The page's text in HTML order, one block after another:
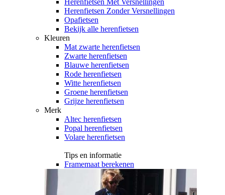
Herenfietsen Met Versnellingen
Herenfietsen Zonder Versnellingen
Opafietsen
Bekijk alle herenfietsen
Kleuren
Mat zwarte herenfietsen
Zwarte herenfietsen
Blauwe herenfietsen
Rode herenfietsen
Witte herenfietsen
Groene herenfietsen
Grijze herenfietsen
Merk
Altec herenfietsen
Popal herenfietsen
Volare herenfietsen
Tips en informatie
Framemaat berekenen